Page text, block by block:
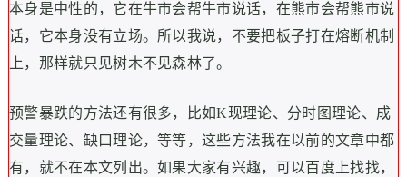
本身是中性的，它在牛市会帮牛市说话，在熊市会帮熊市说
话，它本身没有立场。所以我说，不要把板子打在熔断机制
上，那样就只见树木不见森林了。
预警暴跌的方法还有很多，比如K现理论、分时图理论、成
交量理论、缺口理论，等等，这些方法我在以前的文章中都
有，就不在本文列出。如果大家有兴趣，可以百度上找找，